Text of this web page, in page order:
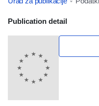
Publication Detail
Publication detail